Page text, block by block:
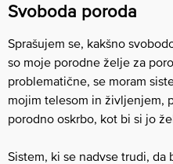
Svoboda poroda
Sprašujem se, kakšno
so moje porodne želje za
problematične, se moram
mojim telesom in življenjem,
porodno oskrbo, kot bi si jo
Sistem, ki se nadvse trudi, da